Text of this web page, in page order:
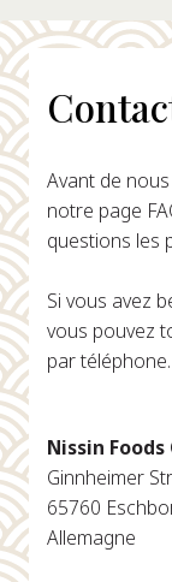
Avant de
notre page
questions les
Si vous avez
vous pouvez
par
Nissin Foods
Ginnheimer
65760
Allemagne